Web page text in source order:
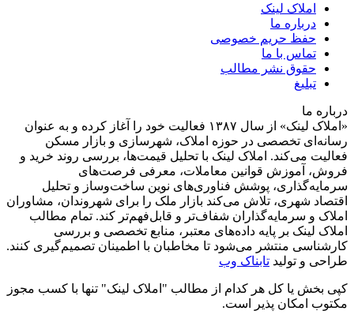
املاک لینک
درباره ما
حفظ حریم خصوصی
تماس با ما
حقوق نشر مطالب
تبلیغ
درباره ما
«املاک لینک» از سال ۱۳۸۷ فعالیت خود را آغاز کرده و به عنوان
رسانه‌ای تخصصی در حوزه املاک، شهرسازی و بازار مسکن
فعالیت می‌کند. املاک لینک با تحلیل قیمت‌ها، بررسی روند خرید و
فروش، آموزش قوانین معاملات، معرفی فرصت‌های
سرمایه‌گذاری، پوشش فناوری‌های نوین ساخت‌وساز و تحلیل
اقتصاد شهری، تلاش می‌کند بازار ملک را برای شهروندان، مشاوران
املاک و سرمایه‌گذاران شفاف‌تر و قابل‌فهم‌تر کند. تمام مطالب
املاک لینک بر پایه داده‌های معتبر، منابع تخصصی و بررسی
کارشناسی منتشر می‌شود تا مخاطبان با اطمینان تصمیم‌گیری کنند.
طراحی و تولید تابناک وب
کپی بخش یا کل هر کدام از مطالب "املاک لینک" تنها با کسب مجوز
مکتوب امکان پذیر است.